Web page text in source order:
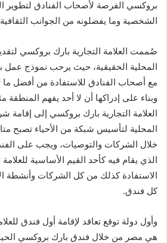
بروكسي الفرصة لأصحاب الفنادق لتطوير
الشخصية وما يفضلونه من الجوانب
صُممت العلامة التجارية بارك بروكسي
المحلية الحقيقية، حيث يرحب نموذج عمل
مع أصحاب الفنادق للاستفادة من أفضل ما
وبناء على إدراكها أن لا أحد يفهم المنطقة
العلامة التجارية بارك بروكسي إلى
المحلية لتأسيس شبكة من الأحياء تصبح
خلال الشركات والتوصيات، ويجب على
الذي يقام فيه كأحد القيم الأساسية للعلامة
الاستفادة كذلك من كل الشركات وأنشطة
كل فندق.
وأول دولة توقع تعاقد لإقامة أول فندق
هي مصر من خلال فندق بارك بروكسي